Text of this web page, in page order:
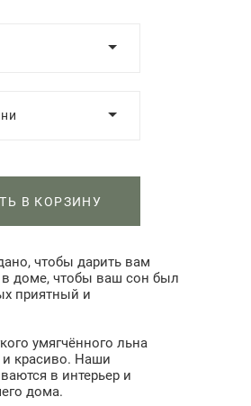
В КОРЗИНУ
чтобы дарить вам
доме, чтобы ваш сон был
приятный и
умягчённого льна
и красиво. Наши
в интерьер и
дома.